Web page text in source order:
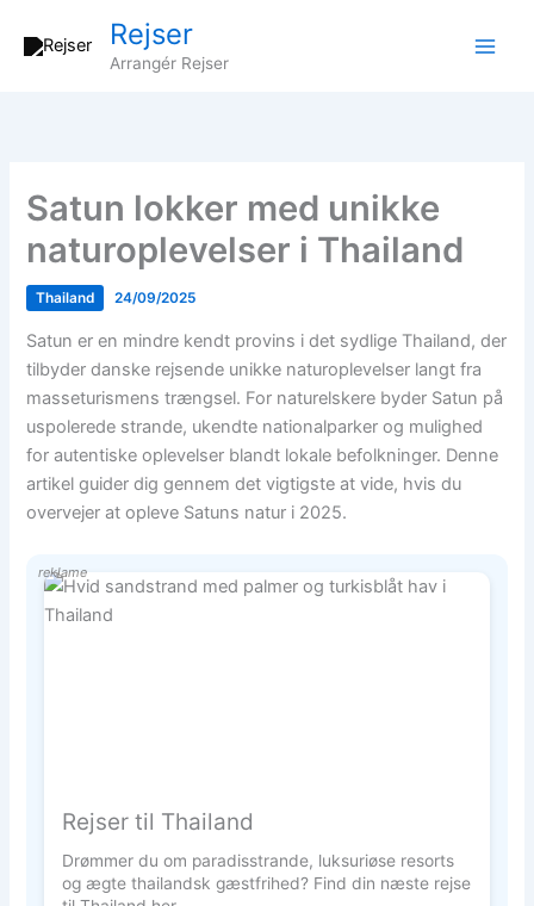
Rejser
Arrangér Rejser
Satun lokker med unikke
naturoplevelser i Thailand
Thailand 24/09/2025
Satun er en mindre kendt provins i det sydlige Thailand, der
tilbyder danske rejsende unikke naturoplevelser langt fra
masseturismens trængsel. For naturelskere byder Satun på
uspolerede strande, ukendte nationalparker og mulighed
for autentiske oplevelser blandt lokale befolkninger. Denne
artikel guider dig gennem det vigtigste at vide, hvis du
overvejer at opleve Satuns natur i 2025.
reklame
Rejser til Thailand
Drømmer du om paradisstrande, luksuriøse resorts
og ægte thailandsk gæstfrihed? Find din næste rejse